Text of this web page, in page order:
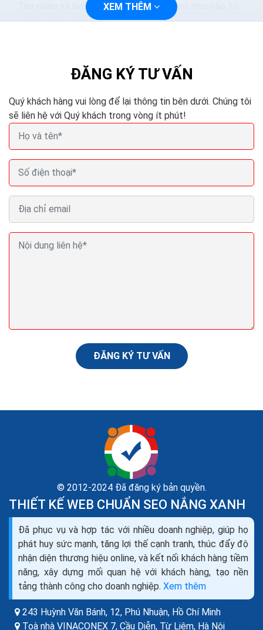
Tên miền và hosting ảnh hưởng tới seo như nào tư
vấn domain và hosting
thì nên chọn tên miền quốc gia đó. Việc lựa chọn...
của website cần phải được xem xét một...
Hướng dẫn sử dụng hosting cpanel chuyên nghiệp
cPanel là control panel nền Linux phổ biến nhất cho tài
khoản web hosting. Nó giúp bạn quản lý tất cả dịch vụ
web trong một chỗ. Hiện nay, cPanel là chuẩn của...
XEM THÊM
ĐĂNG KÝ TƯ VẤN
Quý khách hàng vui lòng để lại thông tin bên dưới. Chúng tôi
sẽ liên hệ với Quý khách trong vòng ít phút!
ĐĂNG KÝ TƯ VẤN
© 2012-2024 Đã đăng ký bản quyền.
THIẾT KẾ WEB CHUẨN SEO NẮNG XANH
Đã phục vụ và hợp tác với nhiều doanh nghiệp, giúp họ
phát huy sức mạnh, tăng lợi thế cạnh tranh, thúc đẩy độ
nhận diện thương hiệu online, và kết nối khách hàng tiềm
năng, xây dựng mối quan hệ với khách hàng, tạo nền
tảng thành công cho doanh nghiệp. Xem thêm
243 Huỳnh Văn Bánh, 12, Phú Nhuận, Hồ Chí Minh
Toà nhà VINACONEX 7, Cầu Diễn, Từ Liêm, Hà Nội